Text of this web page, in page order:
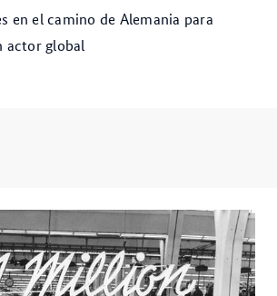
en el camino de Alemania para
actor global